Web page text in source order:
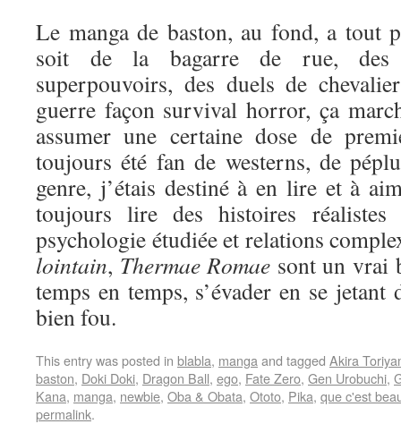
Le manga de baston, au fond, a tout
soit de la bagarre de rue, des
superpouvoirs, des duels de
guerre façon survival horror, ça
assumer une certaine dose de
toujours été fan de westerns, de
genre, j’étais destiné à en lire et à
toujours lire des histoires
psychologie étudiée et relations
lointain, Thermae Romae sont un vrai
temps en temps, s’évader en se jetant
bien fou.
This entry was posted in blabla, manga and tagged Akira
baston, Doki Doki, Dragon Ball, ego, Fate Zero, Gen Urobuchi,
Kana, manga, newbie, Oba & Obata, Ototo, Pika, que c'est
permalink.